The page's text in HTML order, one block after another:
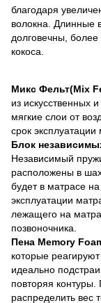
благодаря
волокна. Длинные
долговечны,
кокоса.
Микс Фельт(Mix
из искусственных
мягкие слои от
срок эксплуатации
Блок
Независимый
расположены в
будет в матрасе
эксплуатации
лежащего на
позвоночника.
Пена Memory
которые
идеально
повторяя
распределить вес